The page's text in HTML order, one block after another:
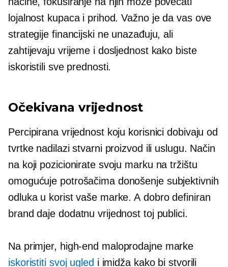
lojalnost kupaca i prihod. Važno je da vas ove
strategije financijski ne unazađuju, ali
zahtijevaju vrijeme i dosljednost kako biste
iskoristili sve prednosti.
Očekivana vrijednost
Percipirana vrijednost koju korisnici dobivaju od
tvrtke nadilazi stvarni proizvod ili uslugu. Način
na koji pozicionirate svoju marku na tržištu
omogućuje potrošačima donošenje subjektivnih
odluka u korist vaše marke. A dobro definiran
brand daje dodatnu vrijednost toj publici.
Na primjer, high-end maloprodajne marke
iskoristiti svoj ugled i imidža kako bi stvorili